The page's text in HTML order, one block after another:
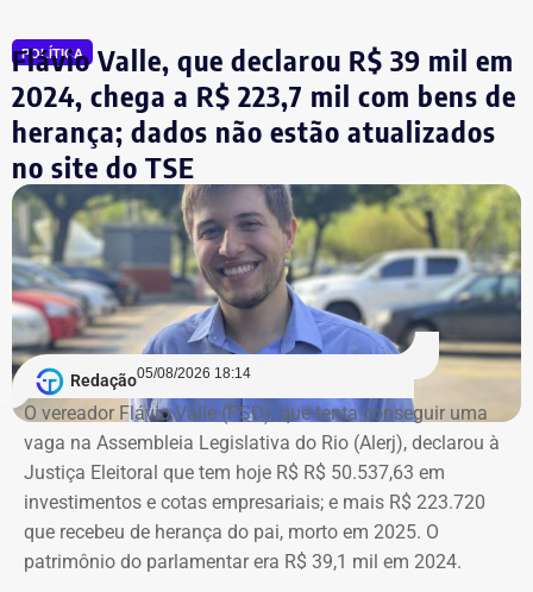
em bens, relativos a um apartamento.
Bens declarados por André Marinho (Novo) à Justiça Eleitoral — Foto:
Reprodução/Divulgacand
POLÍTICA
Flávio Valle, que declarou R$ 39 mil em
2024, chega a R$ 223,7 mil com bens de
herança; dados não estão atualizados
no site do TSE
Redação05/08/2026 18:14
O vereador Flávio Valle (PSD), que tenta conseguir uma
vaga na Assembleia Legislativa do Rio (Alerj), declarou à
Justiça Eleitoral que tem hoje R$ R$ 50.537,63 em
investimentos e cotas empresariais; e mais R$ 223.720
que recebeu de herança do pai, morto em 2025. O
patrimônio do parlamentar era R$ 39,1 mil em 2024.